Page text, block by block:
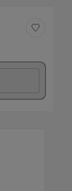
Sauvegarder le